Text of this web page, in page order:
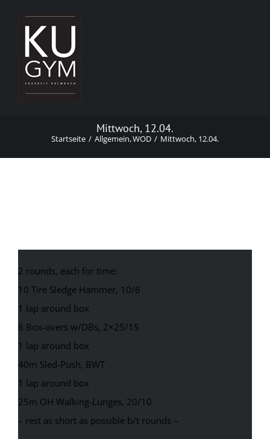
springen
Mittwoch, 12.04.
Startseite Allgemein WOD Mittwoch, 12.04.
2 rounds, each for time:
10 Tire Sledge Hammer, 10/6
1 lap around box
6 Box-overs w/DBs, 2×25/15
1 lap around box
40m Sled-Push, BWT
1 lap around box
25m OH Walking-Lunges, 20/10
– rest as short as possible b/t rounds –